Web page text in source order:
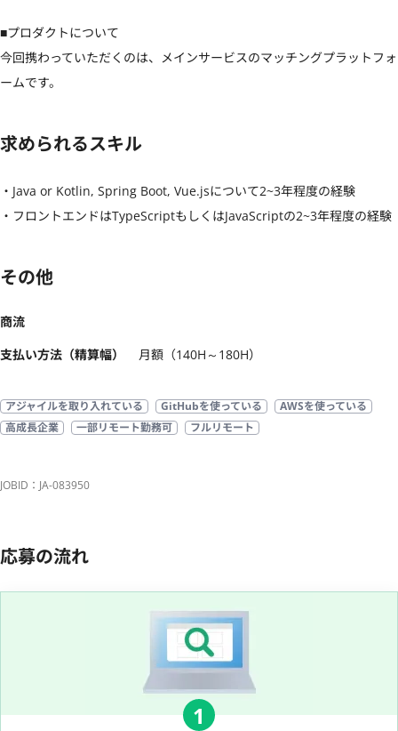
■プロダクトについて
今回携わっていただくのは、メインサービスのマッチングプラットフォ
ームです。
求められるスキル
・Java or Kotlin, Spring Boot, Vue.jsについて2~3年程度の経験
・フロントエンドはTypeScriptもしくはJavaScriptの2~3年程度の経験
その他
商流
支払い方法（精算幅）
月額（140H～180H）
アジャイルを取り入れている GitHubを使っている
AWSを使っている
高成長企業
一部リモート勤務可 フルリモート
JOBID：JA-083950
応募の流れ
1